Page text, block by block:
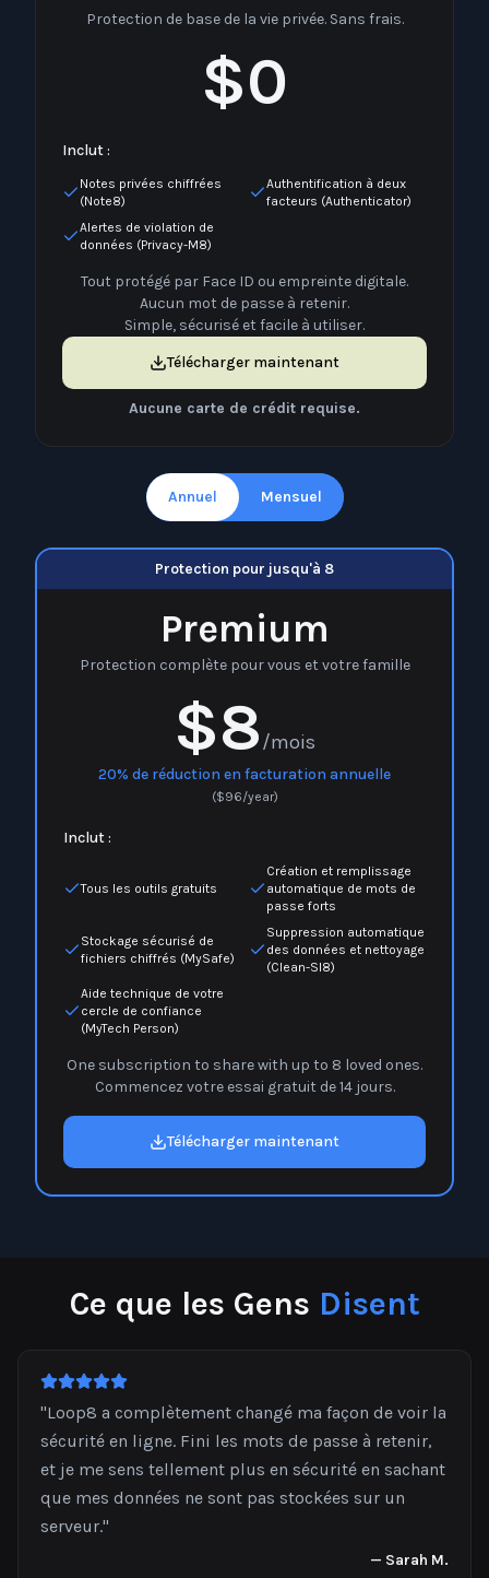
Protection de base de la vie privée. Sans frais.
$0
Inclut :
Notes privées chiffrées
(Note8)
Authentification à deux
facteurs (Authenticator)
Alertes de violation de
données (Privacy-M8)
Tout protégé par Face ID ou empreinte digitale.
Aucun mot de passe à retenir.
Simple, sécurisé et facile à utiliser.
Télécharger maintenant
Aucune carte de crédit requise.
Annuel Mensuel
Protection pour jusqu'à 8
Premium
Protection complète pour vous et votre famille
$8/mois
20% de réduction en facturation annuelle
($96/year)
Inclut :
Tous les outils gratuits
Création et remplissage
automatique de mots de
passe forts
Stockage sécurisé de
fichiers chiffrés (MySafe)
Suppression automatique
des données et nettoyage
(Clean-Sl8)
Aide technique de votre
cercle de confiance
(MyTech Person)
One subscription to share with up to 8 loved ones.
Commencez votre essai gratuit de 14 jours.
Télécharger maintenant
Ce que les Gens Disent
"Loop8 a complètement changé ma façon de voir la
sécurité en ligne. Fini les mots de passe à retenir,
et je me sens tellement plus en sécurité en sachant
que mes données ne sont pas stockées sur un
serveur."
— Sarah M.